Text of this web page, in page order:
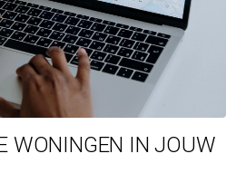
WONINGEN IN JOUW